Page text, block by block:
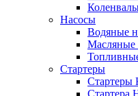
Насосы
Водяные
Масляные
Стартеры
Стартеры
Стартера